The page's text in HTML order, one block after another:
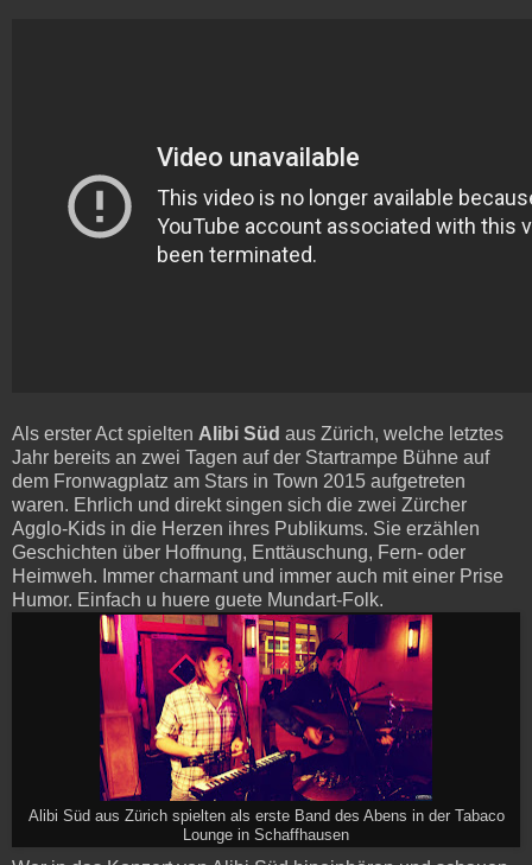
Als erster Act spielten Alibi Süd aus Zürich, welche letztes
Jahr bereits an zwei Tagen auf der Startrampe Bühne auf
dem Fronwagplatz am Stars in Town 2015 aufgetreten
waren. Ehrlich und direkt singen sich die zwei Zürcher
Agglo-Kids in die Herzen ihres Publikums. Sie erzählen
Geschichten über Hoffnung, Enttäuschung, Fern- oder
Heimweh. Immer charmant und immer auch mit einer Prise
Humor. Einfach u huere guete Mundart-Folk.
Alibi Süd aus Zürich spielten als erste Band des Abens in der Tabaco
Lounge in Schaffhausen